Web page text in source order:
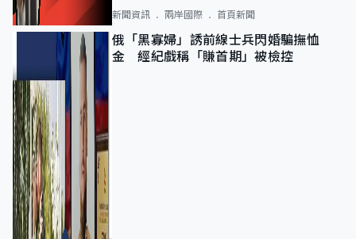
新聞資訊 兩岸國際 首頁新聞
俄「黑寡婦」誘前線士兵閃婚騙撫恤
金 經紀戲稱「賺首期」被檢控